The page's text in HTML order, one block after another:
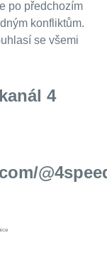
po předchozím
konfliktům.
se všemi
4